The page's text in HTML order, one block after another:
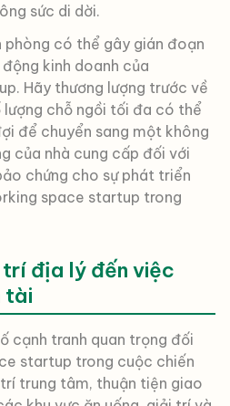
sức di dời.
phòng có thể gây gián đoạn
kinh doanh của
Hãy thương lượng trước về
lượng chỗ ngồi tối đa có thể
để chuyển sang một không
của nhà cung cấp đối với
chứng cho sự phát triển
space startup trong
địa lý đến việc
tài
cạnh tranh quan trọng đối
startup trong cuộc chiến
trung tâm, thuận tiện giao